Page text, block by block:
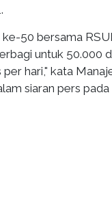
50 bersama
untuk 50.000
hari," kata
siaran pers